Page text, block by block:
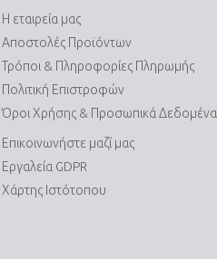
Η εταιρεία μας
Αποστολές Προϊόντων
Τρόποι & Πληροφορίες Πληρωμής
Πολιτική Επιστροφών
Όροι Χρήσης & Προσωπικά Δεδομένα
Επικοινωνήστε μαζί μας
Εργαλεία GDPR
Χάρτης Ιστότοπου